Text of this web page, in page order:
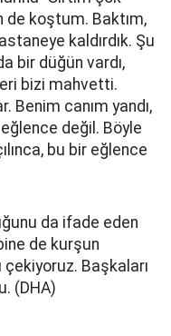
de koştum. Baktım,
kaldırdık. Şu
bir düğün vardı,
bizi mahvetti.
Benim canım yandı,
eğlence değil. Böyle
bu bir eğlence
da ifade eden
de kurşun
çekiyoruz. Başkaları
(DHA)